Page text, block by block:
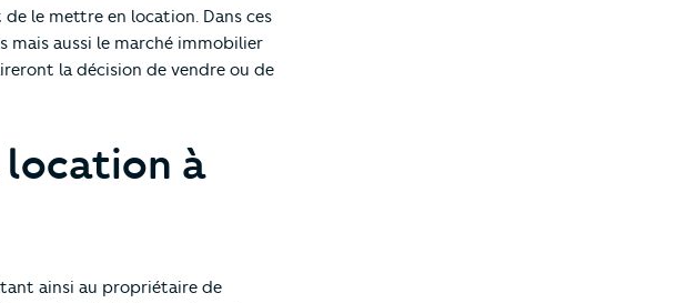
le mettre en location. Dans ces
mais aussi le marché immobilier
la décision de vendre ou de
location à
ainsi au propriétaire de